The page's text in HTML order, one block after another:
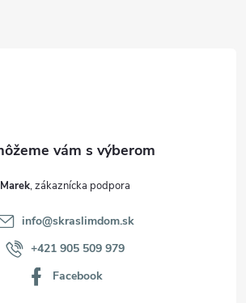
Marek
info@skraslimdom.sk
+421 905 509 979
Facebook